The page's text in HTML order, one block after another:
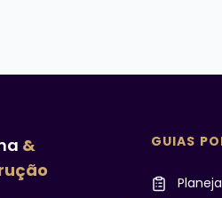
&
GUIAS